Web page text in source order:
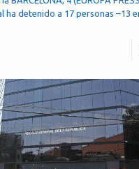
ha detenido a 17 personas –13